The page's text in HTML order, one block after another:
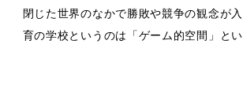
閉じた世界のなかで勝敗や競争の観念が
育の学校というのは「ゲーム的空間」とい